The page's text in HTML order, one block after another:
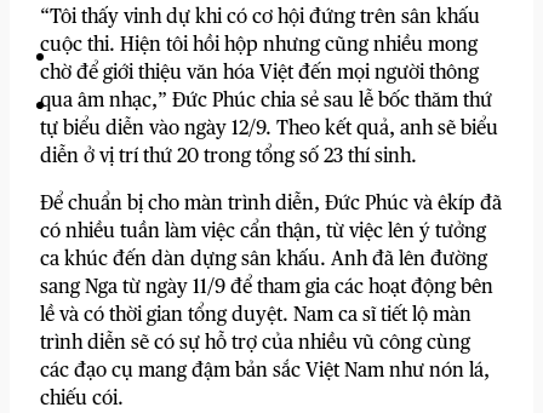
“Tôi thấy vinh dự khi có cơ hội đứng trên sân khấu
cuộc thi. Hiện tôi hồi hộp nhưng cũng nhiều mong
chờ để giới thiệu văn hóa Việt đến mọi người thông
qua âm nhạc,” Đức Phúc chia sẻ sau lễ bốc thăm thứ
tự biểu diễn vào ngày 12/9. Theo kết quả, anh sẽ biểu
diễn ở vị trí thứ 20 trong tổng số 23 thí sinh.
Để chuẩn bị cho màn trình diễn, Đức Phúc và êkíp đã
có nhiều tuần làm việc cẩn thận, từ việc lên ý tưởng
ca khúc đến dàn dựng sân khấu. Anh đã lên đường
sang Nga từ ngày 11/9 để tham gia các hoạt động bên
lề và có thời gian tổng duyệt. Nam ca sĩ tiết lộ màn
trình diễn sẽ có sự hỗ trợ của nhiều vũ công cùng
các đạo cụ mang đậm bản sắc Việt Nam như nón lá,
chiếu cói.